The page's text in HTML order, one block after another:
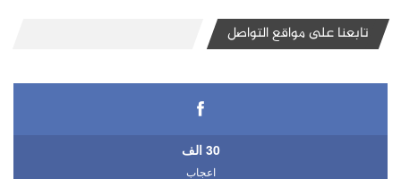
تابعنا على مواقع التواصل
30 الف
اعجاب